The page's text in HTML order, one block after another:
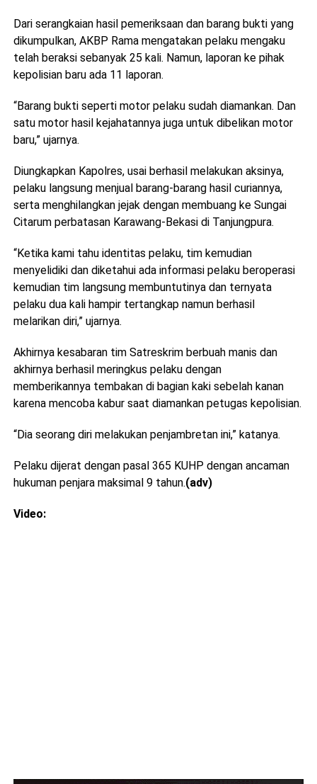
Dari serangkaian hasil pemeriksaan dan barang bukti yang
dikumpulkan, AKBP Rama mengatakan pelaku mengaku
telah beraksi sebanyak 25 kali. Namun, laporan ke pihak
kepolisian baru ada 11 laporan.
“Barang bukti seperti motor pelaku sudah diamankan. Dan
satu motor hasil kejahatannya juga untuk dibelikan motor
baru,” ujarnya.
Diungkapkan Kapolres, usai berhasil melakukan aksinya,
pelaku langsung menjual barang-barang hasil curiannya,
serta menghilangkan jejak dengan membuang ke Sungai
Citarum perbatasan Karawang-Bekasi di Tanjungpura.
“Ketika kami tahu identitas pelaku, tim kemudian
menyelidiki dan diketahui ada informasi pelaku beroperasi
kemudian tim langsung membuntutinya dan ternyata
pelaku dua kali hampir tertangkap namun berhasil
melarikan diri,” ujarnya.
Akhirnya kesabaran tim Satreskrim berbuah manis dan
akhirnya berhasil meringkus pelaku dengan
memberikannya tembakan di bagian kaki sebelah kanan
karena mencoba kabur saat diamankan petugas kepolisian.
“Dia seorang diri melakukan penjambretan ini,” katanya.
Pelaku dijerat dengan pasal 365 KUHP dengan ancaman
hukuman penjara maksimal 9 tahun.(adv)
Video: